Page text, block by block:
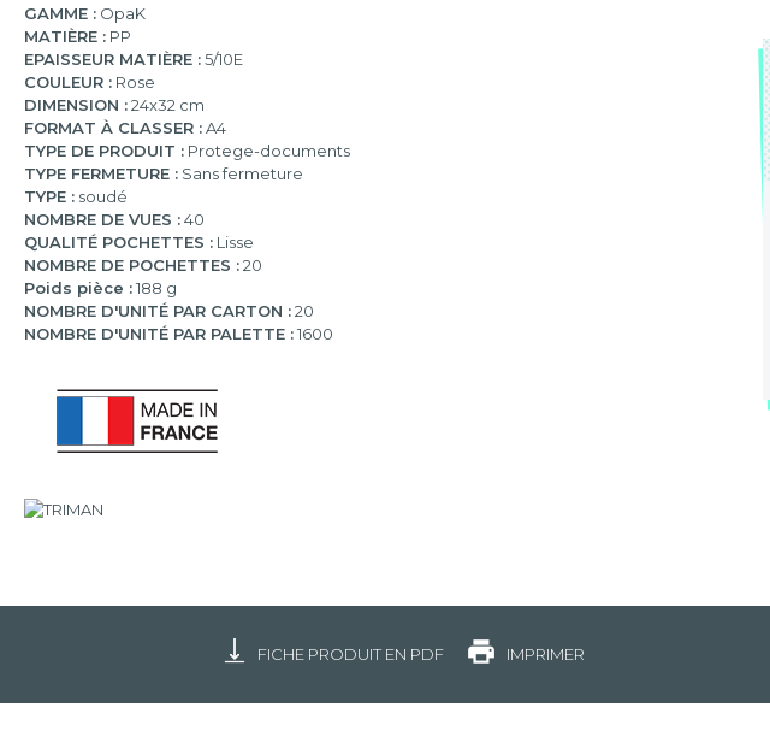
GAMME : OpaK
MATIÈRE : PP
EPAISSEUR MATIÈRE :5/10E
COULEUR : Rose
DIMENSION :24x32 cm
FORMAT À CLASSER :A4
TYPE DE PRODUIT : Protege-documents
TYPE FERMETURE : Sans fermeture
TYPE : soudé
NOMBRE DE VUES :40
QUALITÉ POCHETTES : Lisse
NOMBRE DE POCHETTES :20
Poids pièce :188 g
NOMBRE D'UNITÉ PAR CARTON :20
NOMBRE D'UNITÉ PAR PALETTE :1600
FICHE PRODUIT EN PDF IMPRIMER